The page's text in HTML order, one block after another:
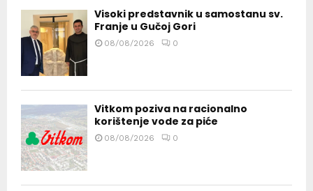
Visoki predstavnik u samostanu sv.
Franje u Gučoj Gori
08/08/2026 0
Vitkom poziva na racionalno
korištenje vode za piće
08/08/2026 0